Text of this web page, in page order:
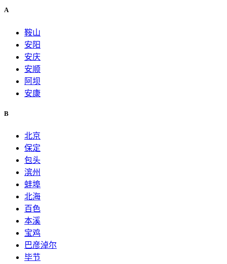
A
鞍山
安阳
安庆
安顺
阿坝
安康
B
北京
保定
包头
滨州
蚌埠
北海
百色
本溪
宝鸡
巴彦淖尔
毕节